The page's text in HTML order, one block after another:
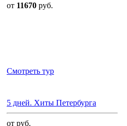
от 11670 руб.
Cмотреть тур
5 дней. Хиты Петербурга
от руб.